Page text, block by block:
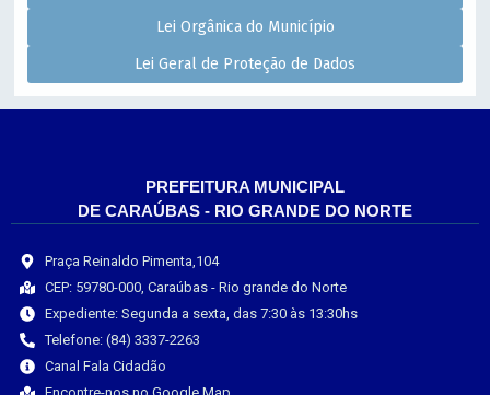
Lei Orgânica do Município
Lei Geral de Proteção de Dados
PREFEITURA MUNICIPAL
DE CARAÚBAS - RIO GRANDE DO NORTE
Praça Reinaldo Pimenta,104
CEP: 59780-000, Caraúbas - Rio grande do Norte
Expediente: Segunda a sexta, das 7:30 às 13:30hs
Telefone: (84) 3337-2263
Canal Fala Cidadão